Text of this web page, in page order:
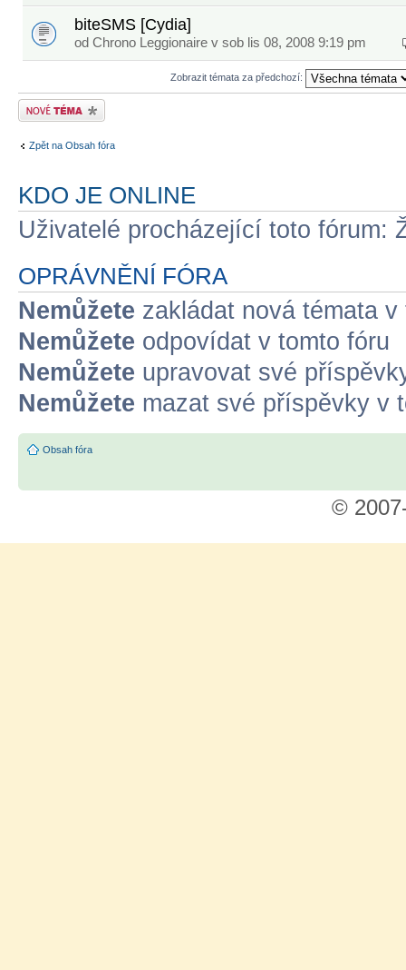
biteSMS [Cydia]
od Chrono Leggionaire v sob lis 08, 2008 9:19 pm
Zobrazit témata za předchozí:
Odeslat nové téma
Zpět na Obsah fóra
KDO JE ONLINE
Uživatelé procházející toto fórum:
OPRÁVNĚNÍ FÓRA
Nemůžete zakládat nová témata v
Nemůžete odpovídat v tomto fóru
Nemůžete upravovat své
Nemůžete mazat své příspěvky v
Obsah fóra
©